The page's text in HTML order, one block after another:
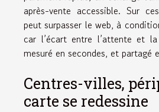
après-vente accessible. Sur
peut surpasser le web, à
car l’écart entre l’attente et
mesuré en secondes, et partagé
Centres-villes,
carte se redessine